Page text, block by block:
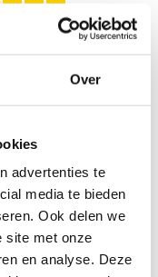
Over
advertenties te
media te bieden
Ook delen we
site met onze
en analyse. Deze
sèche-
électrique
q..
aujourd'hui.
€249,95
ÉLECTRIQUE